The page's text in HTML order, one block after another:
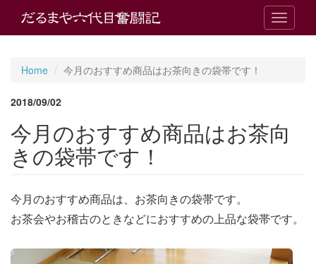
T
o
v
o
Home 今月のおすすめ商品はお茶向きの袋帯です！
2018/09/02
今月のおすすめ商品はお茶向
きの袋帯です！
今月のおすすめ商品は、お茶向きの袋帯です。
お茶会やお稽古のときなどにおすすめの上品な袋帯です。